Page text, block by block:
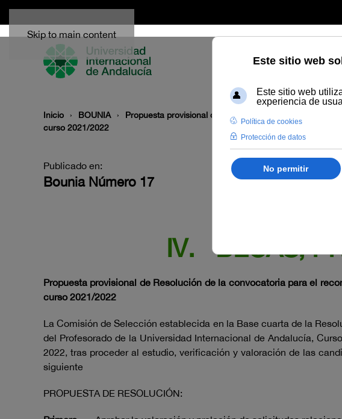
Skip to main content
Inicio BOUNIA
Propuesta provisional de Resolución de la
curso 2021/2022
Publicado en:
Bounia Número 17
IV. BECAS,
Propuesta provisional de Resolución de la convocatoria para el
curso 2021/2022
La Comisión de Selección establecida en la Base cuarta de la
del Profesorado de la Universidad Internacional de Andalucía,
2022, tras proceder al estudio, verificación y valoración de las
siguiente
PROPUESTA DE RESOLUCIÓN: